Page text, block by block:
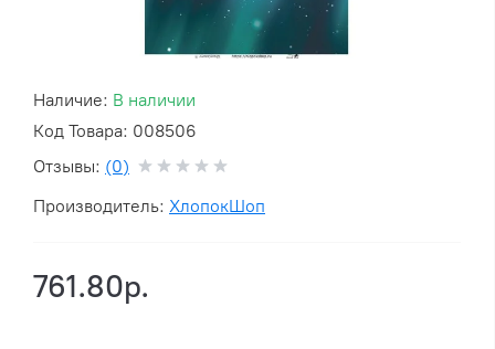
Наличие: В наличии
Код Товара: 008506
Отзывы: (0)
Производитель: ХлопокШоп
761.80р.